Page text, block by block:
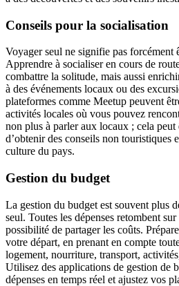
Conseils pour la socialisation
Voyager seul ne signifie pas forcément
Apprendre à socialiser en cours de
combattre la solitude, mais aussi
à des événements locaux ou des
plateformes comme Meetup peuvent
activités locales où vous pouvez
non plus à parler aux locaux ; cela peut
d’obtenir des conseils non touristiques
culture du pays.
Gestion du budget
La gestion du budget est souvent plus
seul. Toutes les dépenses retombent
possibilité de partager les coûts.
votre départ, en prenant en compte
logement, nourriture, transport,
Utilisez des applications de gestion de
dépenses en temps réel et ajustez vos